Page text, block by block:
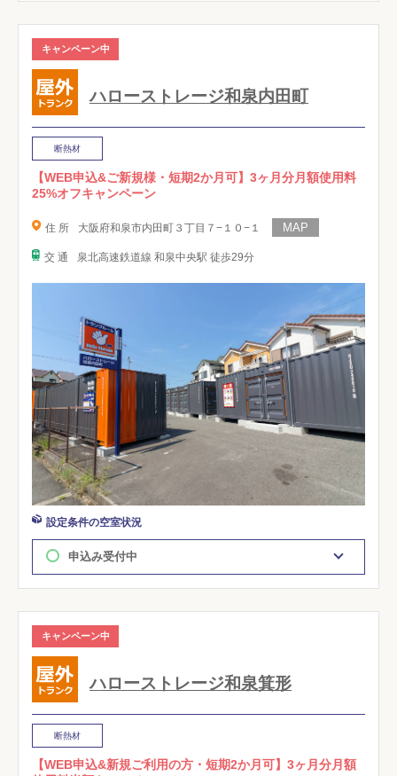
キャンペーン中
ハローストレージ和泉内田町
断熱材
【WEB申込&ご新規様・短期2か月可】3ヶ月分月額使用料
25%オフキャンペーン
住 所 大阪府和泉市内田町３丁目７−１０−１
交 通 泉北高速鉄道線 和泉中央駅 徒歩29分
設定条件の空室状況
申込み受付中
キャンペーン中
ハローストレージ和泉箕形
断熱材
【WEB申込&新規ご利用の方・短期2か月可】3ヶ月分月額